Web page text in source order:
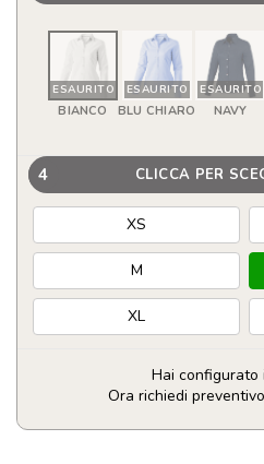
ESAURITO
BIANCO
ESAURITO
BLU CHIARO
ESAURITO
NAVY
4 CLICCA PER
XS
M
XL
Hai configurato
Ora richiedi
Camicia